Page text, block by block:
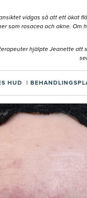
vidgas så att ett ökat
som rosacea och akne.
hjälpte Jeanette
HUD